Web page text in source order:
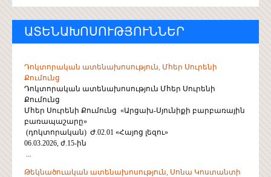
ԱՏԵՆԱԽՈՍՈՒԹՅՈՒՆՆԵՐ
Դոկտորական ատենախոսություն, Մհեր Սուրենի
Քումունց
Դոկտորական ատենախոսություն Մհեր Սուրենի
Քումունց
Մհեր Սուրենի Քումունց «Արցախ-Սյունիքի բարբառային
բառապաշարը»
(դոկտորական) Ժ.02.01 «Հայոց լեզու»
06.03.2026, ժ.15-ին
...
Թեկնածուական ատենախոսություն, Սոնա Կոստանտի